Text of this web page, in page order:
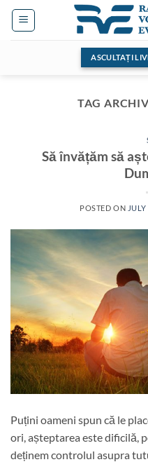
Skip
ASCULTAȚI
TAG
Să învățăm să
POSTED ON
Puțini oameni spun că le
ori, așteptarea este dificilă,
deținem controlul asupra